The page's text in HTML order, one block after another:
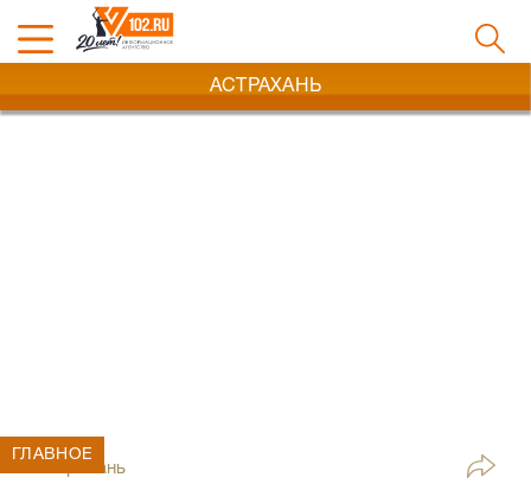
АСТРАХАНЬ
Астрахань
ГЛАВНОЕ